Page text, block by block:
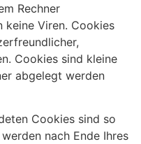
Rechner
keine Viren. Cookies
Cookies sind kleine
abgelegt werden
Cookies sind so
nach Ende Ihres